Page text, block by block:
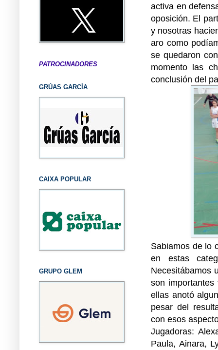
activa en
oposición. El
y nosotras
aro como
se quedaron
momento las
conclusión del
Sabiamos de lo
en estas
Necesitábamos
son
ellas anotó
pesar del
con esos
Jugadoras:
Paula, Ainara,
PATROCINADORES
GRÚAS GARCÍA
CAIXA POPULAR
GRUPO GLEM